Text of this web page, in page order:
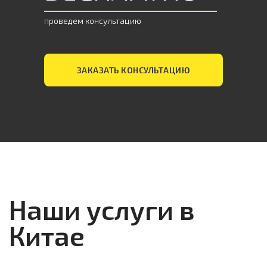
ЗАКАЗАТЬ КОНСУЛЬТАЦИЮ
проведем консультацию